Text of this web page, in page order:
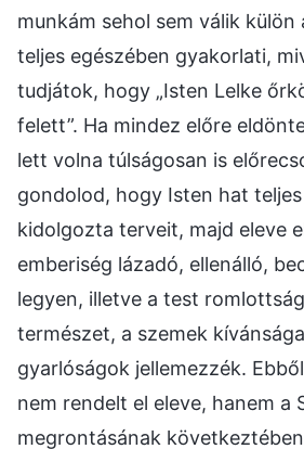
munkám sehol sem válik külön
teljes egészében gyakorlati,
tudjátok, hogy „Isten Lelke
felett”. Ha mindez előre
lett volna túlságosan is
gondolod, hogy Isten hat
kidolgozta terveit, majd eleve
emberiség lázadó, ellenálló,
legyen, illetve a test
természet, a szemek
gyarlóságok jellemezzék.
nem rendelt el eleve, hanem a
megrontásának